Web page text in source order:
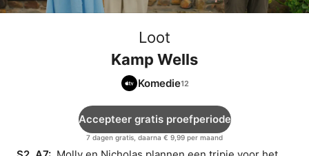
Loot
Kamp Wells
Komedie
7 dagen gratis, daarna € 9,99 per maand
Accepteer gratis proefperiode